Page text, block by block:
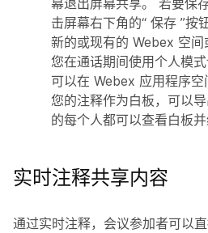
幕退出屏幕共享。 若要保
击屏幕右下角的“ 保存 ”按
新的或现有的 Webex 空
您在通话期间使用个人模
可以在 Webex 应用程序
您的注释作为白板，可以
的每个人都可以查看白板并
实时注释共享内容
通过实时注释，会议参加者可以